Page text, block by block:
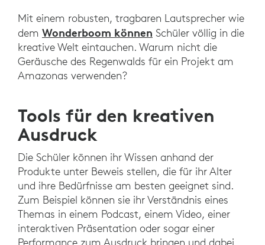
Mit einem robusten, tragbaren Lautsprecher wie
dem Wonderboom können Schüler völlig in die
kreative Welt eintauchen. Warum nicht die
Geräusche des Regenwalds für ein Projekt am
Amazonas verwenden?
Tools für den kreativen
Ausdruck
Die Schüler können ihr Wissen anhand der
Produkte unter Beweis stellen, die für ihr Alter
und ihre Bedürfnisse am besten geeignet sind.
Zum Beispiel können sie ihr Verständnis eines
Themas in einem Podcast, einem Video, einer
interaktiven Präsentation oder sogar einer